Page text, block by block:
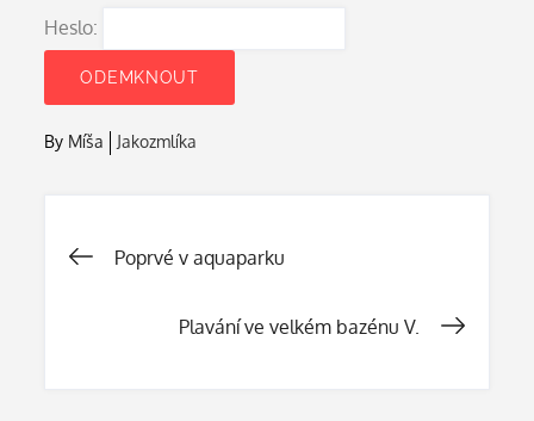
Heslo:
By Míša Jakozmlíka
Navigace
Poprvé v aquaparku
Plavání ve velkém bazénu V.